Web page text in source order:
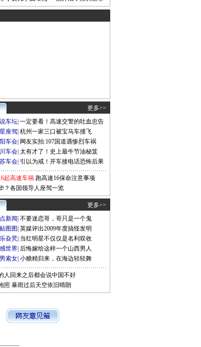
更多>>
车坛 一定要看！高速交警的吐血忠告
座驾 杭州一家三口被宝马车撞飞
车会 网友实拍:107国道遇惨烈车祸
车会 太有才了！史上最牛节油秘笈
车会 引以为戒！开车接电话恐怖后果
起高速车祸 跑高速16保命注意事项
？各国领导人座驾一览
更多>>
新闻 不要迷恋哥，哥只是一个鬼
图图 英媒评出2009年度搞怪发明
旮旯 当红明星不仅仅是名利双收
世界 后悔嫁给这样一个山西男人
索女 小糖精归来，在海边轻轻舞
人回来之后都会说中国不好
照 暴雨过后天空依旧晴朗